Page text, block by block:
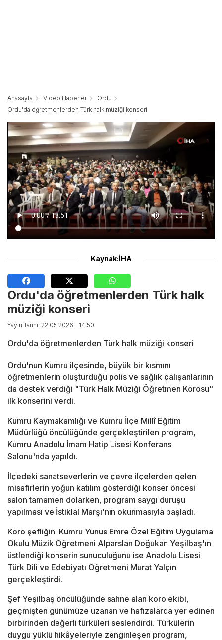
Anasayfa Video Haberler
Ordu
Ordu'da öğretmenlerden Türk halk müziği konseri
Kaynak:İHA
Ordu'da öğretmenlerden Türk halk
müziği konseri
Yayın Tarihi: 22.05.2026 - 14:50
Ordu'da öğretmenlerden Türk halk müziği konseri
Ordu'nun Kumru ilçesinde, büyük bir kısmını
öğretmenlerin oluşturduğu polis ve sağlık çalışanlarının
da destek verdiği "Türk Halk Müziği Öğretmen Korosu"
ilk konserini verdi.
Kumru Kaymakamlığı ve Kumru İlçe Millî Eğitim
Müdürlüğü öncülüğünde gerçekleştirilen program,
Kumru Anadolu İmam Hatip Lisesi Konferans
Salonu'nda yapıldı.
İlçedeki sanatseverlerin ve çevre ilçelerden gelen
misafirlerin yoğun katılım gösterdiği konser öncesi
salon tamamen dolarken, program saygı duruşu
yapılması ve İstiklal Marşı'nın okunmasıyla başladı.
Koro şefliğini Kumru Yunus Emre Özel Eğitim Uygulama
Okulu Müzik Öğretmeni Alparslan Doğukan Yeşilbaş'ın
üstlendiği konserin sunuculuğunu ise Anadolu Lisesi
Türk Dili ve Edebiyatı Öğretmeni Murat Yalçın
gerçekleştirdi.
Şef Yeşilbaş öncülüğünde sahne alan koro ekibi,
geçmişten günümüze uzanan ve hafızalarda yer edinen
birbirinden değerli türküleri seslendirdi. Türkülerin
duygu yüklü hikâyeleriyle zenginleşen program,